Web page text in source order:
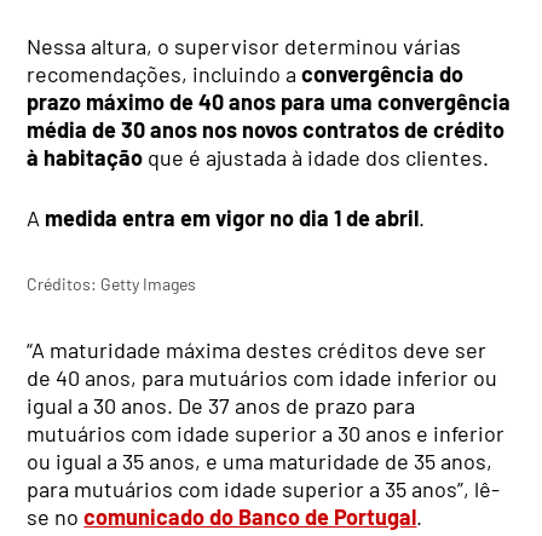
Nessa altura, o supervisor determinou várias
recomendações, incluindo aconvergência do
prazo máximo de 40 anos para uma convergência
média de 30 anos nos novos contratos de crédito
à habitação que é ajustada à idade dos clientes.
A medida entra em vigor no dia 1 de abril.
Créditos: Getty Images
“A maturidade máxima destes créditos deve ser
de 40 anos, para mutuários com idade inferior ou
igual a 30 anos. De 37 anos de prazo para
mutuários com idade superior a 30 anos e inferior
ou igual a 35 anos, e uma maturidade de 35 anos,
para mutuários com idade superior a 35 anos”, lê-
se nocomunicado do Banco de Portugal.